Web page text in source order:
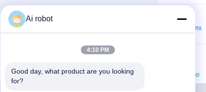
Επικοινωνήστε
Το WhatsApp
Ai robot
4:10 PM
Good day, what product are you looking
for?